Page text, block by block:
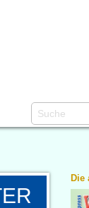
Die